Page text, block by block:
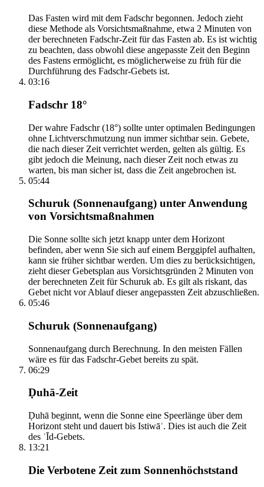
Das Fasten wird mit dem Fadschr begonnen. Jedoch zieht
diese Methode als Vorsichtsmaßnahme, etwa 2 Minuten von
der berechneten Fadschr-Zeit für das Fasten ab. Es ist wichtig
zu beachten, dass obwohl diese angepasste Zeit den Beginn
des Fastens ermöglicht, es möglicherweise zu früh für die
Durchführung des Fadschr-Gebets ist.
03:16
Fadschr 18°
Der wahre Fadschr (18°) sollte unter optimalen Bedingungen
ohne Lichtverschmutzung nun immer sichtbar sein. Gebete,
die nach dieser Zeit verrichtet werden, gelten als gültig. Es
gibt jedoch die Meinung, nach dieser Zeit noch etwas zu
warten, bis man sicher ist, dass die Zeit angebrochen ist.
05:44
Schuruk (Sonnenaufgang) unter Anwendung
von Vorsichtsmaßnahmen
Die Sonne sollte sich jetzt knapp unter dem Horizont
befinden, aber wenn Sie sich auf einem Berggipfel aufhalten,
kann sie früher sichtbar werden. Um dies zu berücksichtigen,
zieht dieser Gebetsplan aus Vorsichtsgründen 2 Minuten von
der berechneten Zeit für Schuruk ab. Es gilt als riskant, das
Gebet nicht vor Ablauf dieser angepassten Zeit abzuschließen.
05:46
Schuruk (Sonnenaufgang)
Sonnenaufgang durch Berechnung. In den meisten Fällen
wäre es für das Fadschr-Gebet bereits zu spät.
06:29
Ḍuhā-Zeit
Ḍuhā beginnt, wenn die Sonne eine Speerlänge über dem
Horizont steht und dauert bis Istiwāʾ. Dies ist auch die Zeit
des ʿĪd-Gebets.
13:21
Die Verbotene Zeit zum Sonnenhöchststand